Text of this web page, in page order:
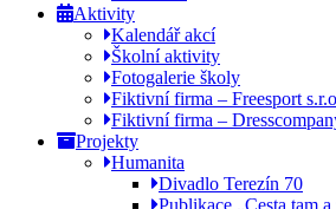
Aktivity
Kalendář akcí
Školní aktivity
Fotogalerie školy
Fiktivní firma – Freesport
Fiktivní firma –
Projekty
Humanita
Divadlo Terezín 70
Publikace „Cesta tam